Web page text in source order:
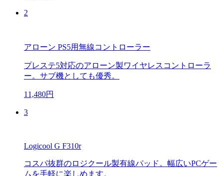
2
アローン PS5用無線コントローラー
プレステ5対応のアローン製ワイヤレスコントローラ
ー。サブ機としても優秀。
11,480円
3
Logicool G F310r
コスパ抜群のロジクール製有線パッド。幅広いPCゲー
ムを手軽に楽しめます。